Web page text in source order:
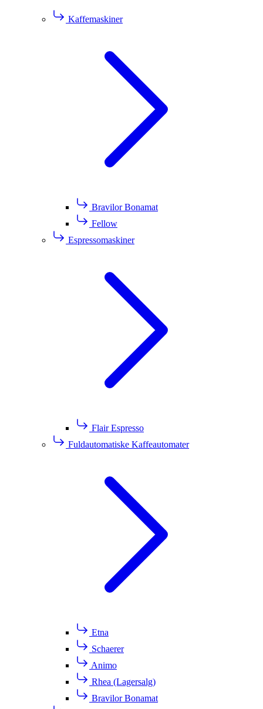
Kaffemaskiner
Bravilor Bonamat
Fellow
Espressomaskiner
Flair Espresso
Fuldautomatiske Kaffeautomater
Etna
Schaerer
Animo
Rhea (Lagersalg)
Bravilor Bonamat